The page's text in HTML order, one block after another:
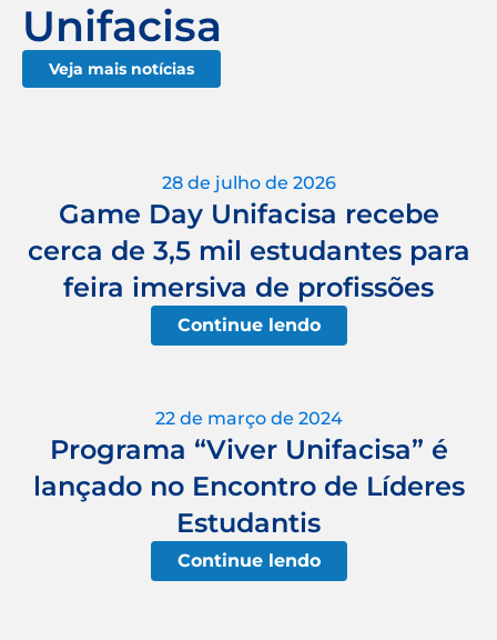
Unifacisa
Veja mais notícias
28 de julho de 2026
Game Day Unifacisa recebe
cerca de 3,5 mil estudantes para
feira imersiva de profissões
Continue lendo
22 de março de 2024
Programa “Viver Unifacisa” é
lançado no Encontro de Líderes
Estudantis
Continue lendo